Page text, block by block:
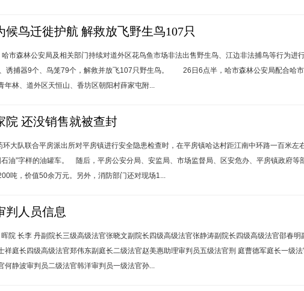
鸟迁徙护航 解救放飞野生鸟107只
市森林公安局及相关部门持续对道外区花鸟鱼市场非法出售野生鸟、江边非法捕鸟等行为进
诱捕器9个、鸟笼79个，解救并放飞107只野生鸟。 26日6点半，哈市森林公安局配合哈
林、道外区天恒山、香坊区朝阳村薛家屯附...
院 还没销售就被查封
大队联合平房派出所对平房镇进行安全隐患检查时，在平房镇哈达村距江南中环路一百米左
油”字样的油罐车。 随后，平房公安分局、安监局、市场监督局、区安危办、平房镇政府等
吨，价值50余万元。另外，消防部门还对现场1...
判人员信息
院 长李 丹副院长三级高级法官张晓文副院长四级高级法官张静涛副院长四级高级法官邵春
祥庭长四级高级法官郑伟东副庭长二级法官赵美惠助理审判员五级法官刑 庭曹德军庭长一
静波审判员二级法官韩洋审判员一级法官孙...